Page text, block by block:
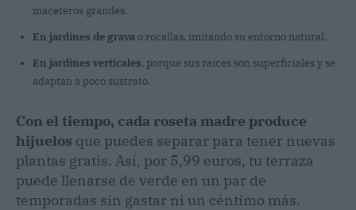
maceteros grandes.
En jardines de grava o rocallas, imitando su entorno natural.
En jardines verticales, porque sus raíces son superficiales y se
adaptan a poco sustrato.
Con el tiempo, cada roseta madre produce
hijuelos que puedes separar para tener nuevas
plantas gratis. Así, por 5,99 euros, tu terraza
puede llenarse de verde en un par de
temporadas sin gastar ni un céntimo más.